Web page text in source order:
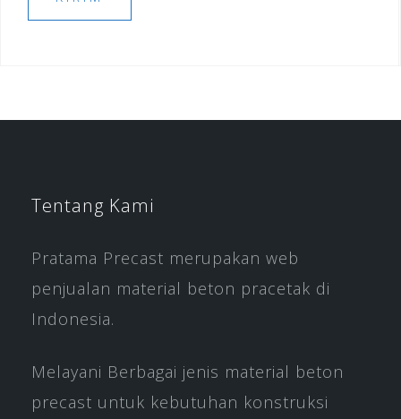
Tentang Kami
Pratama Precast merupakan web
penjualan material beton pracetak di
Indonesia.
Melayani Berbagai jenis material beton
precast untuk kebutuhan konstruksi